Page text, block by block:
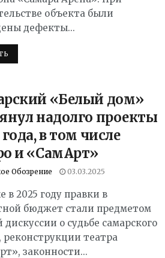
объекта были
дефекты...
«Белый дом»
надолго проекты
года, в том числе
и «СамАрт»
Обозрение 03.03.2025
в 2025 году правки в
бюджет стали предметом
дискуссии о судьбе самарского
реконструкции театра
законности...